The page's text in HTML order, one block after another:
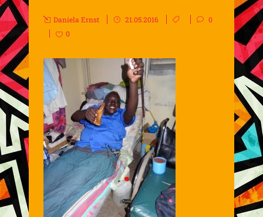
Daniela Ernst 21.05.2016
0
0